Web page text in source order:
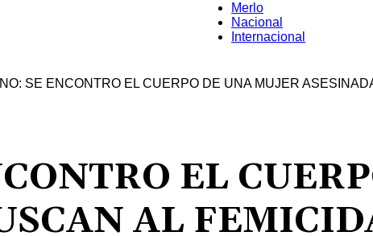
Merlo
Merlo
Nacional
Internacional
SE ENCONTRO EL CUERPO DE UNA MUJER
EL
AL